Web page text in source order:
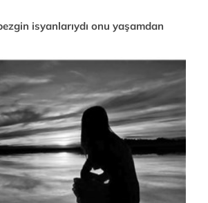
isyanlarıydı onu yaşamdan